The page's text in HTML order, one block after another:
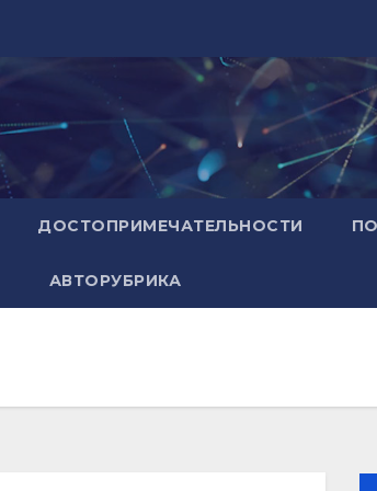
ДОСТОПРИМЕЧАТЕЛЬНОСТИ
АВТОРУБРИКА